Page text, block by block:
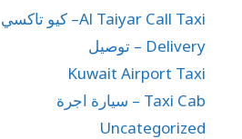
Al Taiyar Call Taxi– كيو تاكسي
Delivery – توصيل
Kuwait Airport Taxi
Taxi Cab – سيارة اجرة
Uncategorized